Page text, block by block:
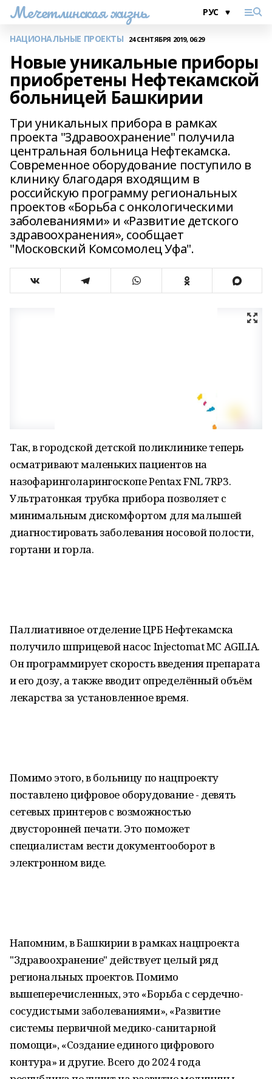
Мечетлинская жизнь
НАЦИОНАЛЬНЫЕ ПРОЕКТЫ 24 СЕНТЯБРЯ 2019, 06:29
Новые уникальные приборы
приобретены Нефтекамской
больницей Башкирии
Три уникальных прибора в рамках
проекта "Здравоохранение" получила
центральная больница Нефтекамска.
Современное оборудование поступило в
клинику благодаря входящим в
российскую программу региональных
проектов «Борьба с онкологическими
заболеваниями» и «Развитие детского
здравоохранения», сообщает
"Московский Комсомолец Уфа".
Так, в городской детской поликлинике теперь
осматривают маленьких пациентов на
назофаринголарингоскопе Pentax FNL 7RP3.
Ультратонкая трубка прибора позволяет с
минимальным дискомфортом для малышей
диагностировать заболевания носовой полости,
гортани и горла.
Паллиативное отделение ЦРБ Нефтекамска
получило шприцевой насос Injectomat MC AGILIA.
Он программирует скорость введения препарата
и его дозу, а также вводит определённый объём
лекарства за установленное время.
Помимо этого, в больницу по нацпроекту
поставлено цифровое оборудование - девять
сетевых принтеров с возможностью
двусторонней печати. Это поможет
специалистам вести документооборот в
электронном виде.
Напомним, в Башкирии в рамках нацпроекта
"Здравоохранение" действует целый ряд
региональных проектов. Помимо
вышеперечисленных, это «Борьба с сердечно-
сосудистыми заболеваниями», «Развитие
системы первичной медико-санитарной
помощи», «Создание единого цифрового
контура» и другие. Всего до 2024 года